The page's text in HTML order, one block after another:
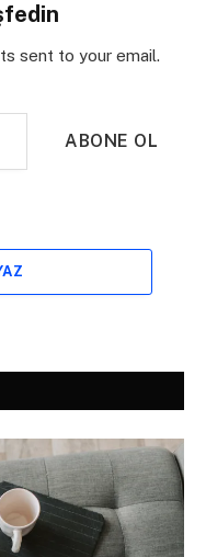
sent to your email.
ABONE OL